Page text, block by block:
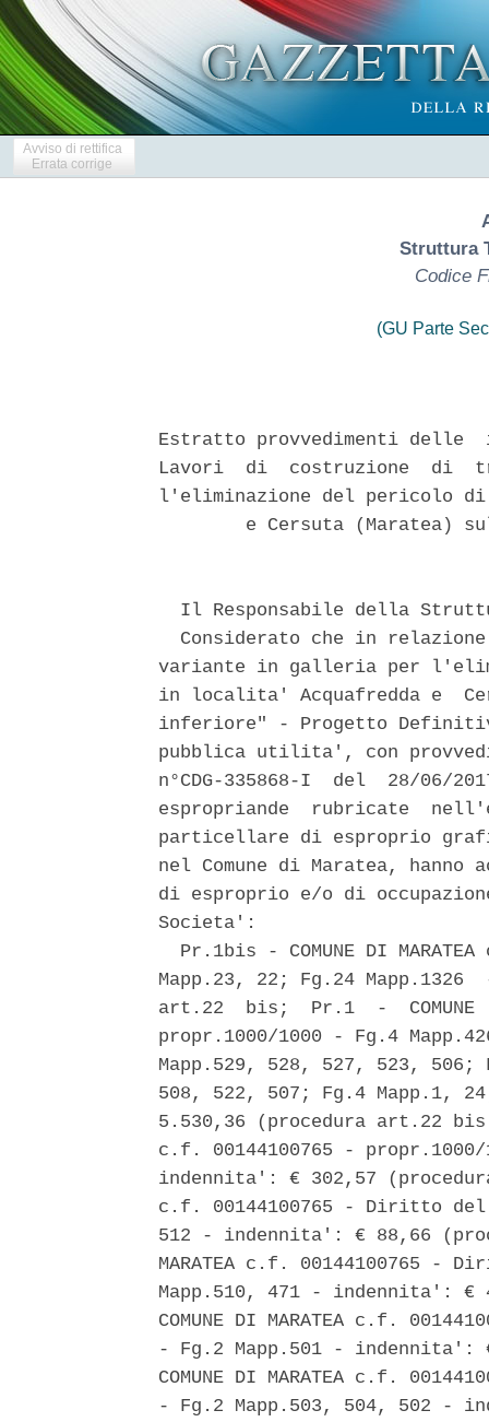
Avviso di rettifica
Errata corrige
Struttura
Codice
(GU Parte
Estratto provvedimenti
Lavori  di  costruzione  di
l'eliminazione del pericolo
e Cersuta (Maratea)
Il Responsabile della
Considerato che in
variante in galleria per
in localita' Acquafredda e
inferiore" - Progetto
pubblica utilita', con
n°CDG-335868-I  del  28/
espropriande  rubricate
particellare di esproprio
nel Comune di Maratea,
di esproprio e/o di
Societa':
Pr.1bis - COMUNE DI MARATEA
Mapp.23, 22; Fg.24
art.22  bis;  Pr.1  -  COMUNE
propr.1000/1000 - Fg.4
Mapp.529, 528, 527, 523, 506;
508, 522, 507; Fg.4 Mapp.1,
5.530,36 (procedura art.22 bis
c.f. 00144100765 -
indennita': € 302,57
c.f. 00144100765 - Diritto del
512 - indennita': € 88,66
MARATEA c.f. 00144100765 -
Mapp.510, 471 - indennita':
COMUNE DI MARATEA c.f.
- Fg.2 Mapp.501 -
COMUNE DI MARATEA c.f.
- Fg.2 Mapp.503, 504, 502 -